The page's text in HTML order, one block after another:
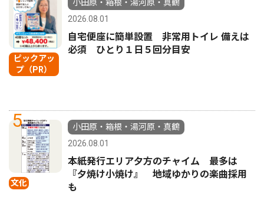
ピックアッ
プ（PR）
小田原・箱根・湯河原・真鶴
2026.08.01
自宅便座に簡単設置 非常用トイレ 備えは
必須 ひとり１日５回分目安
5
文化
小田原・箱根・湯河原・真鶴
2026.08.01
本紙発行エリア夕方のチャイム 最多は
『夕焼け小焼け』 地域ゆかりの楽曲採用
も